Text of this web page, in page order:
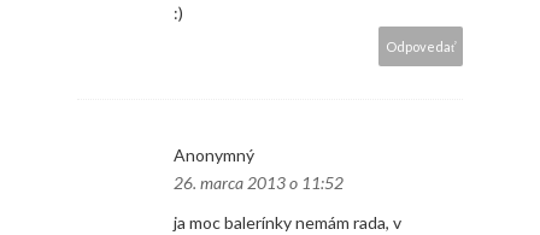
:)
Odpovedať
Anonymný
26. marca 2013 o 11:52
ja moc balerínky nemám rada, v